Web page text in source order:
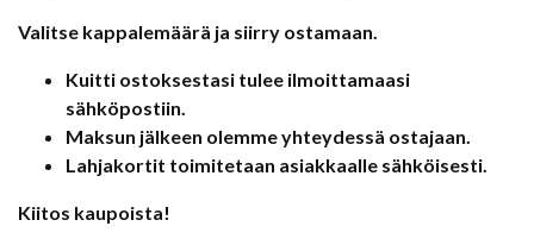
Valitse kappalemäärä ja siirry ostamaan.
Kuitti ostoksestasi tulee ilmoittamaasi
sähköpostiin.
Maksun jälkeen olemme yhteydessä ostajaan.
Lahjakortit toimitetaan asiakkaalle sähköisesti.
Kiitos kaupoista!